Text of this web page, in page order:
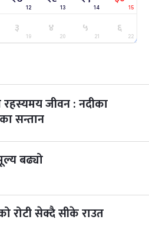
2027
७ महिना बाँकी
७ महिना बाँकी
12 13 14 15
३
19
४
20
५
21
६
22
रहस्यमय जीवन : नदीका
सन्तान
बढ्यो
रोटी सेक्दै सीके राउत